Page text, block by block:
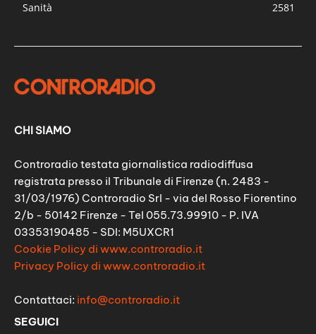
Sanità
2581
CHI SIAMO
Controradio testata giornalistica radiodiffusa
registrata presso il Tribunale di Firenze (n. 2483 -
31/03/1976) Controradio Srl - via del Rosso Fiorentino
2/b - 50142 Firenze - Tel 055.73.99910 - P. IVA
03353190485 - SDI: M5UXCR1
Cookie Policy di www.controradio.it
Privacy Policy di www.controradio.it
Contattaci: info@controradio.it
SEGUICI